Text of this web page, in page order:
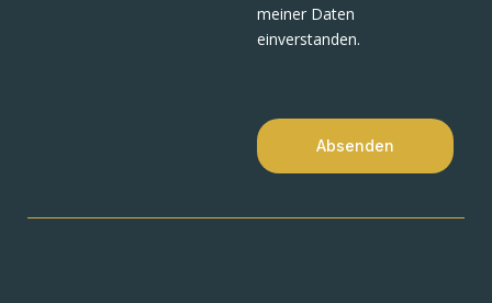
meiner Daten
einverstanden.
Absenden